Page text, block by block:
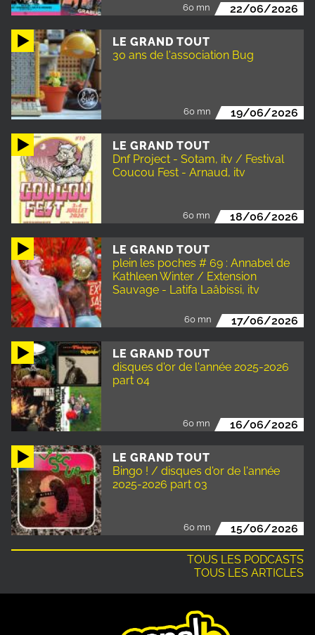
60 mn 22/06/2026
LE GRAND TOUT
30 ans de l'association Bug
60 mn 19/06/2026
LE GRAND TOUT
Dnf Project - Sotam, itv / Festival
Coucou Fest - Arnaud, itv
60 mn 18/06/2026
LE GRAND TOUT
plein les poches # 69 : Annabel de
Kathleen Winter / Extension
Sauvage - Latifa Laâbissi, itv
60 mn 17/06/2026
LE GRAND TOUT
disques d'or de l'année 2025-2026
part 04
60 mn 16/06/2026
LE GRAND TOUT
Bingo ! / disques d'or de l'année
2025-2026 part 03
60 mn 15/06/2026
TOUS LES PODCASTS
TOUS LES ARTICLES